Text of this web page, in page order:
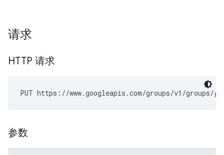
请求
HTTP 请求
PUT https://www.googleapis.com/groups/v1/groups/
参数